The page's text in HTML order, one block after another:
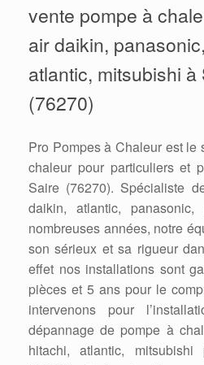
vente pompe à
air daikin,
atlantic, mitsubishi à
(76270)
Pro Pompes à Chaleur est le
chaleur pour particuliers et
Saire (76270). Spécialiste
daikin, atlantic,
nombreuses années, notre
son sérieux et sa rigueur
effet nos installations sont
pièces et 5 ans pour le
intervenons pour
dépannage de pompe à
hitachi, atlantic,